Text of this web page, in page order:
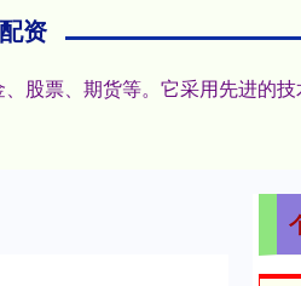
资
股票、期货等。它采用先进的